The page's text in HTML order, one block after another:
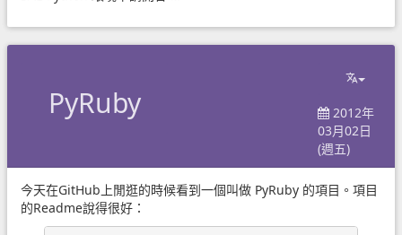
PyRuby
2012年
03月02日
(週五)
今天在GitHub上閒逛的時候看到一個叫做 PyRuby 的項目。項目
的Readme說得很好：